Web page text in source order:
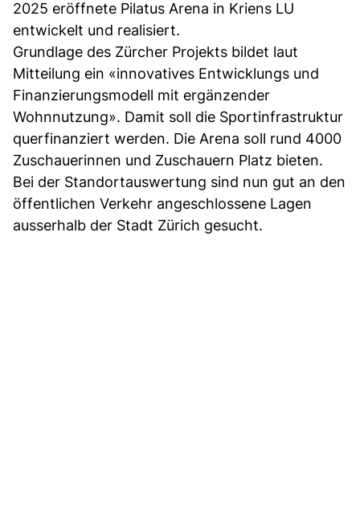
2025 eröffnete Pilatus Arena in Kriens LU
entwickelt und realisiert.
Grundlage des Zürcher Projekts bildet laut
Mitteilung ein «innovatives Entwicklungs und
Finanzierungsmodell mit ergänzender
Wohnnutzung». Damit soll die Sportinfrastruktur
querfinanziert werden. Die Arena soll rund 4000
Zuschauerinnen und Zuschauern Platz bieten.
Bei der Standortauswertung sind nun gut an den
öffentlichen Verkehr angeschlossene Lagen
ausserhalb der Stadt Zürich gesucht.